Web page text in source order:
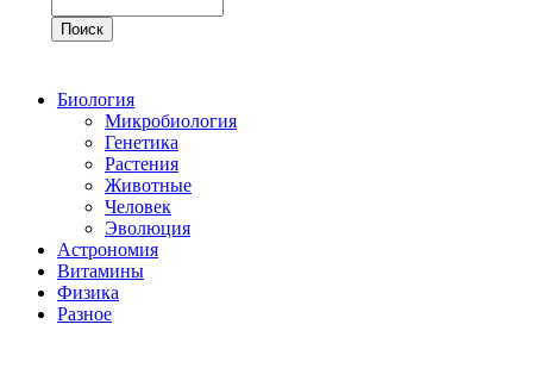
Биология
Микробиология
Генетика
Растения
Животные
Человек
Эволюция
Астрономия
Витамины
Физика
Разное